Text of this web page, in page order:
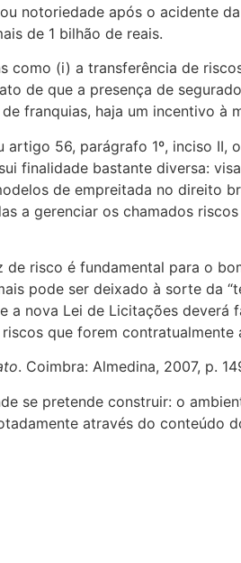
notoriedade após o acidente
de 1 bilhão de reais.
como (i) a transferência de
de que a presença de
franquias, haja um incentivo à
56, parágrafo 1º, inciso
finalidade bastante diversa:
de empreitada no
a gerenciar os chamados
risco é fundamental para o
pode ser deixado à sorte da
nova Lei de Licitações
que forem contratualmente
. Coimbra: Almedina, 2007, p.
se pretende construir: o
através do conteúdo